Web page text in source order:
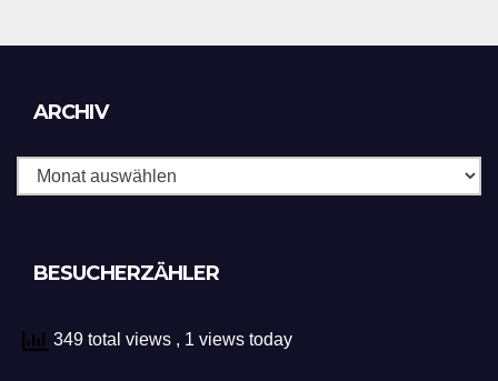
ARCHIV
BESUCHERZÄHLER
349 total views , 1 views today